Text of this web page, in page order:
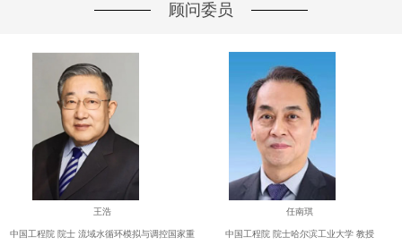
顾问委员
王浩
中国工程院 院士 流域水循环模拟与调控国家重
任南琪
中国工程院 院士哈尔滨工业大学 教授